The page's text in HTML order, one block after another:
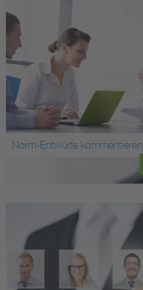
Norm-Entwürfe kommentieren